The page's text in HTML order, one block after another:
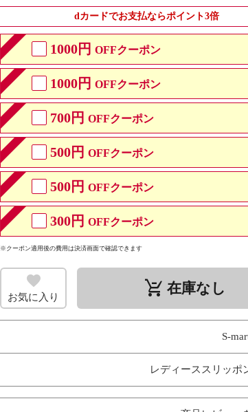
dカードでお支払ならポイント3倍
1000円 OFFクーポン
1000円 OFFクーポン
700円 OFFクーポン
500円 OFFクーポン
500円 OFFクーポン
300円 OFFクーポン
※クーポン適用後の費用は決済画面で確認できます
お気に入り remove_shopping_cart 在庫なし
S-
レディーススリッポ